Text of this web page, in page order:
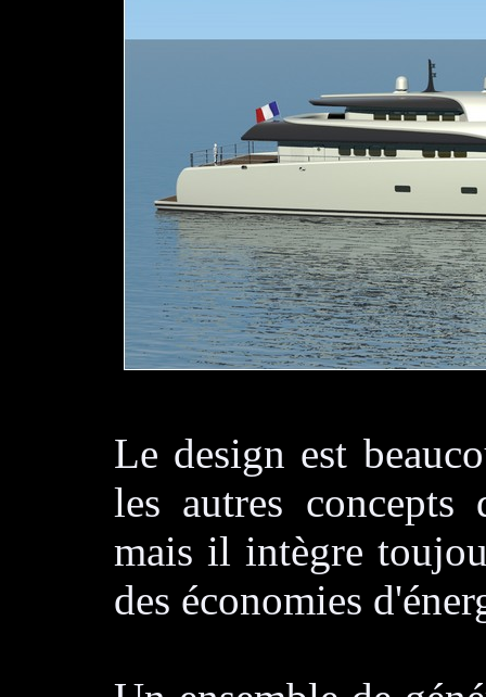
Le design est
les autres concepts
mais il intègre
des économies